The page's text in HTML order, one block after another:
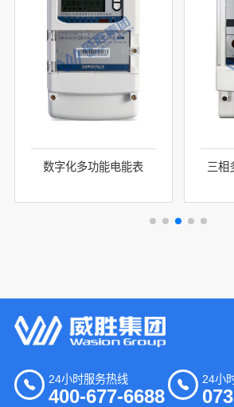
数字化多功能电能表 三相
24小时服务热线
400-677-6688
24小